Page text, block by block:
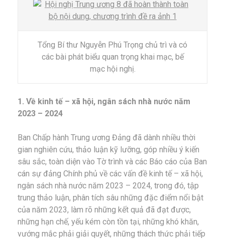
Tổng Bí thư Nguyễn Phú Trọng chủ trì và có
các bài phát biểu quan trọng khai mạc, bế
mạc hội nghị.
1. Về kinh tế – xã hội, ngân sách nhà nước năm
2023 – 2024
Ban Chấp hành Trung ương Đảng đã dành nhiều thời
gian nghiên cứu, thảo luận kỹ lưỡng, góp nhiều ý kiến
sâu sắc, toàn diện vào Tờ trình và các Báo cáo của Ban
cán sự đảng Chính phủ về các vấn đề kinh tế – xã hội,
ngân sách nhà nước năm 2023 – 2024, trong đó, tập
trung thảo luận, phân tích sâu những đặc điểm nổi bật
của năm 2023, làm rõ những kết quả đã đạt được,
những hạn chế, yếu kém còn tồn tại, những khó khăn,
vướng mắc phải giải quyết, những thách thức phải tiếp